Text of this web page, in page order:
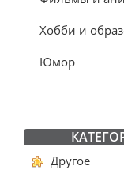
Хобби и
Юмор
Другое